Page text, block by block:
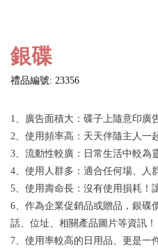
銀碟
禮品編號: 23356
1、廣告面積大：碟子上隨意印廣
2、使用頻率高：天天伴隨主人一
3、流動性較廣：日常生活中較為
4、使用人群多：適合任何場、人
5、使用壽命長：沒有使用損耗！
6、作為企業促銷品或贈品，銀碟
話、位址、相關產品圖片等資訊！
7、使用率較高的日用品、更是一